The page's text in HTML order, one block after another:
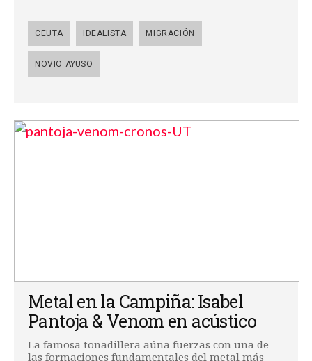
CEUTA IDEALISTA MIGRACIÓN
NOVIO AYUSO
Metal en la Campiña: Isabel
Pantoja & Venom en acústico
La famosa tonadillera aúna fuerzas con una de
las formaciones fundamentales del metal más